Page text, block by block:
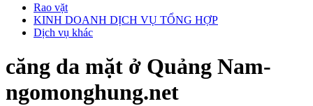
Rao vặt
KINH DOANH DỊCH VỤ TỔNG HỢP
Dịch vụ khác
căng da mặt ở Quảng Nam-
ngomonghung.net